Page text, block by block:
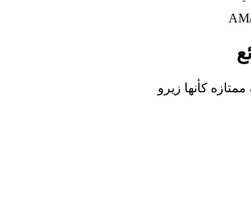
ممتازه كأنها زيرو